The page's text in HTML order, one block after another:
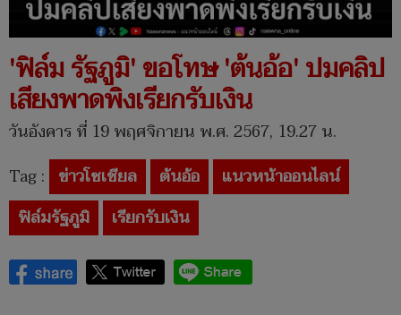
'ฟิล์ม รัฐภูมิ' ขอโทษ 'ต้นอ้อ' ปมคลิป
เสียงพาดพิงเรียกรับเงิน
วันอังคาร ที่ 19 พฤศจิกายน พ.ศ. 2567, 19.27 น.
Tag : ข่าวโซเชียล ต้นอ้อ
แนวหน้าออนไลน์
ฟิล์มรัฐภูมิ
เรียกรับเงิน